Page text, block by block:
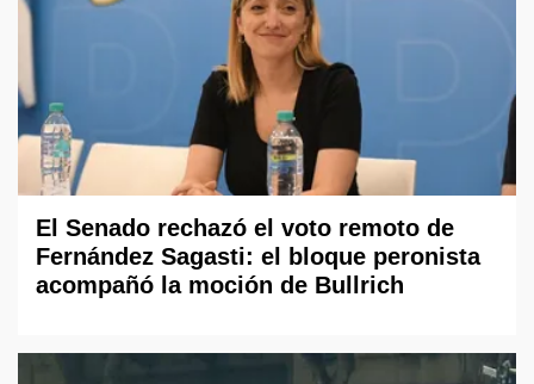
El Senado rechazó el voto remoto de
Fernández Sagasti: el bloque peronista
acompañó la moción de Bullrich